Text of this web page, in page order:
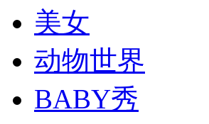
美女
动物世界
BABY秀